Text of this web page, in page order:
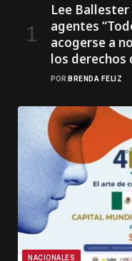
Lee
agentes
acogerse a
los derechos
POR BRENDA FELIZ
NACIONALES